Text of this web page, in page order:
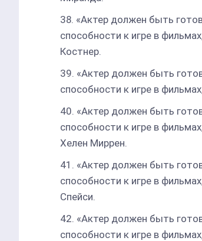
«Актер должен быть
способности к игре в
Костнер.
«Актер должен быть
способности к игре в
«Актер должен быть
способности к игре в
Хелен Миррен.
«Актер должен быть
способности к игре в
Спейси.
«Актер должен быть
способности к игре в